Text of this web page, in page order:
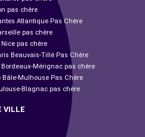
pas chère
Atlantique Pas Chère
pas chère
pas chère
Beauvais-Tillé Pas Chère
Bordeaux-Mérignac pas chère
Bâle-Mulhouse Pas Chère
Blagnac pas chère
VILLE